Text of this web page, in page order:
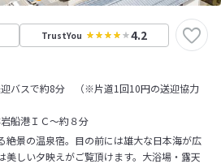
TrustYou 4.2
迎バスで約8分 （※片道1回10円の送迎協力
船港ＩＣ～約８分
絶景の温泉宿。目の前には雄大な日本海が広
美しい夕映えがご覧頂けます。大浴場・露天